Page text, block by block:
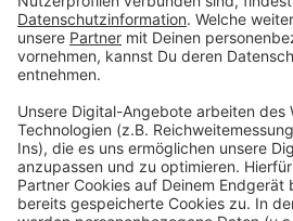
Uhr gestreikt.
Dadurch kommt es bis etwa 10
und Ausfällen, unter anderem bei
X80 und R76.
Welche Fahrten genau
Anzeige